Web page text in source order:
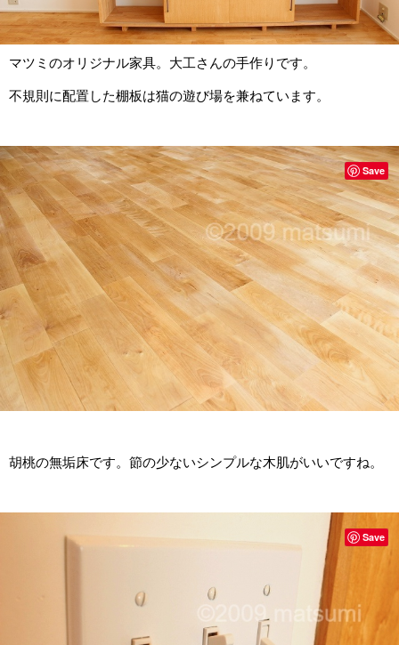
マツミのオリジナル家具。大工さんの手作りです。
不規則に配置した棚板は猫の遊び場を兼ねています。
胡桃の無垢床です。節の少ないシンプルな木肌がいいですね。
Save
Save